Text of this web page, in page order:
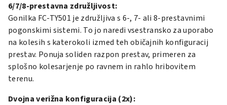
6/7/8-prestavna združljivost:
Gonilka FC-TY501 je združljiva s 6-, 7- ali 8-prestavnimi
pogonskimi sistemi. To jo naredi vsestransko za uporabo
na kolesih s katerokoli izmed teh običajnih konfiguracij
prestav. Ponuja soliden razpon prestav, primeren za
splošno kolesarjenje po ravnem in rahlo hribovitem
terenu.
Dvojna verižna konfiguracija (2x):